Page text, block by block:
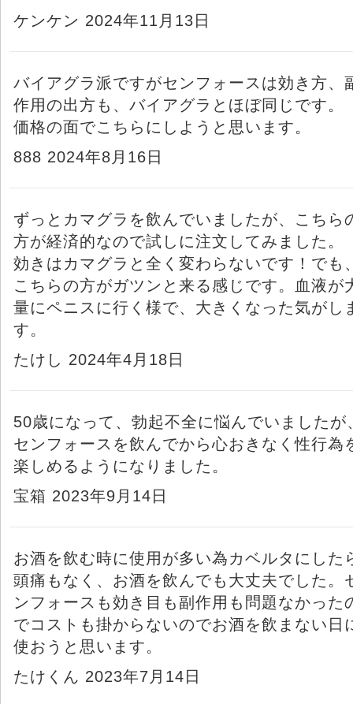
ケンケン 2024年11月13日
バイアグラ派ですがセンフォースは効き方、
作用の出方も、バイアグラとほぼ同じです。
価格の面でこちらにしようと思います。
888 2024年8月16日
ずっとカマグラを飲んでいましたが、こちら
方が経済的なので試しに注文してみました。
効きはカマグラと全く変わらないです！でも
こちらの方がガツンと来る感じです。血液が
量にペニスに行く様で、大きくなった気がし
す。
たけし 2024年4月18日
50歳になって、勃起不全に悩んでいましたが
センフォースを飲んでから心おきなく性行為
楽しめるようになりました。
宝箱 2023年9月14日
お酒を飲む時に使用が多い為カベルタにした
頭痛もなく、お酒を飲んでも大丈夫でした。
ンフォースも効き目も副作用も問題なかった
でコストも掛からないのでお酒を飲まない日
使おうと思います。
たけくん 2023年7月14日